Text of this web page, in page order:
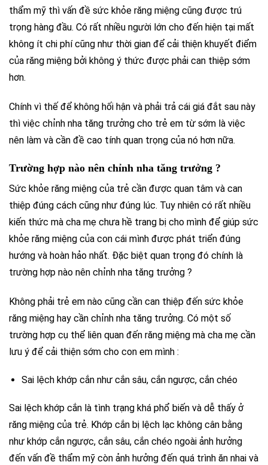
thẩm mỹ thì vấn đề sức khỏe răng miệng cũng được trú
trọng hàng đầu. Có rất nhiều người lớn cho đến hiện tại mất
không ít chi phí cũng như thời gian để cải thiện khuyết điểm
của răng miệng bởi không ý thức được phải can thiệp sớm
hơn.
Chính vì thế để không hối hận và phải trả cái giá đắt sau này
thì việc chỉnh nha tăng trưởng cho trẻ em từ sớm là việc
nên làm và cần đề cao tính quan trọng của nó hơn nữa.
Trường hợp nào nên chỉnh nha tăng trưởng ?
Sức khỏe răng miệng của trẻ cần được quan tâm và can
thiệp đúng cách cũng như đúng lúc. Tuy nhiên có rất nhiều
kiến thức mà cha mẹ chưa hề trang bị cho mình để giúp sức
khỏe răng miệng của con cái mình được phát triển đúng
hướng và hoàn hảo nhất. Đặc biệt quan trọng đó chính là
trường hợp nào nên chỉnh nha tăng trưởng ?
Không phải trẻ em nào cũng cần can thiệp đến sức khỏe
răng miệng hay cần chỉnh nha tăng trưởng. Có một số
trường hợp cụ thể liên quan đến răng miệng mà cha mẹ cần
lưu ý để cải thiện sớm cho con em mình :
Sai lệch khớp cắn như cắn sâu, cắn ngược, cắn chéo
Sai lệch khớp cắn là tình trạng khá phổ biến và dễ thấy ở
răng miệng của trẻ. Khớp cắn bị lệch lạc không cân bằng
như khớp cắn ngược, cắn sâu, cắn chéo ngoài ảnh hưởng
đến vấn đề thẩm mỹ còn ảnh hưởng đến quá trình ăn nhai và